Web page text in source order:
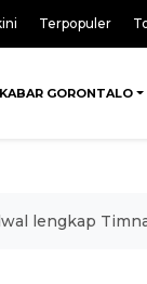
Terpopuler
KABAR GORONTALO
lengkap